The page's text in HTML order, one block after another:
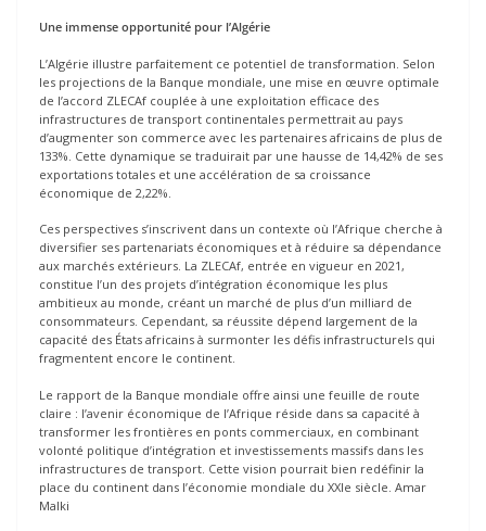
Une immense opportunité pour l’Algérie
L’Algérie illustre parfaitement ce potentiel de transformation. Selon
les projections de la Banque mondiale, une mise en œuvre optimale
de l’accord ZLECAf couplée à une exploitation efficace des
infrastructures de transport continentales permettrait au pays
d’augmenter son commerce avec les partenaires africains de plus de
133%. Cette dynamique se traduirait par une hausse de 14,42% de ses
exportations totales et une accélération de sa croissance
économique de 2,22%.
Ces perspectives s’inscrivent dans un contexte où l’Afrique cherche à
diversifier ses partenariats économiques et à réduire sa dépendance
aux marchés extérieurs. La ZLECAf, entrée en vigueur en 2021,
constitue l’un des projets d’intégration économique les plus
ambitieux au monde, créant un marché de plus d’un milliard de
consommateurs. Cependant, sa réussite dépend largement de la
capacité des États africains à surmonter les défis infrastructurels qui
fragmentent encore le continent.
Le rapport de la Banque mondiale offre ainsi une feuille de route
claire : l’avenir économique de l’Afrique réside dans sa capacité à
transformer les frontières en ponts commerciaux, en combinant
volonté politique d’intégration et investissements massifs dans les
infrastructures de transport. Cette vision pourrait bien redéfinir la
place du continent dans l’économie mondiale du XXIe siècle. Amar
Malki